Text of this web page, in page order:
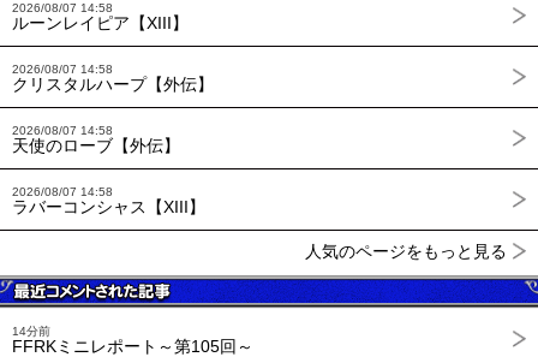
2026/08/07 14:58
ルーンレイピア【XIII】
2026/08/07 14:58
クリスタルハープ【外伝】
2026/08/07 14:58
天使のローブ【外伝】
2026/08/07 14:58
ラバーコンシャス【XIII】
人気のページをもっと見る
14分前
FFRKミニレポート～第105回～